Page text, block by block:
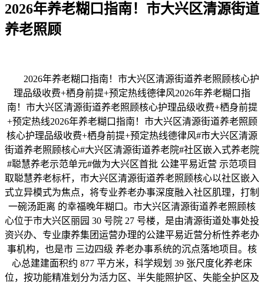
2026年养老糊口指南！市大兴区清源街道
养老照顾
2026年养老糊口指南！市大兴区清源街道养老照顾核心护
理品级收费+栖身前提+预定热线德律风2026年养老糊口指
南！市大兴区清源街道养老照顾核心护理品级收费+栖身前提
+预定热线2026年养老糊口指南！市大兴区清源街道养老照顾
核心护理品级收费+栖身前提+预定热线德律风#市大兴区清源
街道养老照顾核心#大兴区清源街道养老院#社区嵌入式养老院
#聪慧养老示范单元#做为大兴区首批 公建平易近营 示范项目
取聪慧养老标杆，市大兴区清源街道养老照顾核心以社区嵌入
式立异模式为焦点，将专业养老办事深度融入社区肌理，打制
一碗汤距离 的幸福晚年糊口。市大兴区清源街道养老照顾核
心位于市大兴区丽园 30 号院 27 号楼，是由清源街道处事处投
资兴办、专业康养集团运营办理的公建平易近营分析性养老办
事机构，也是市 三边四级 养老办事系统的沉点落地项目。核
心总建建面积约 877 平方米，科学规划 39 张尺度化养老床
位，按功能精准划分为活力区、半失能照护区、失能全护区及